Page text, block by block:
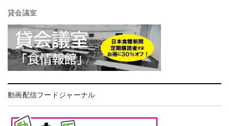
貸会議室
動画配信フードジャーナル